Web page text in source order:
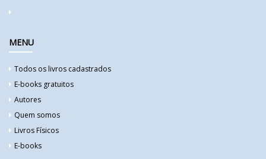
MENU
Todos os livros cadastrados
E-books gratuitos
Autores
Quem somos
Livros Físicos
E-books